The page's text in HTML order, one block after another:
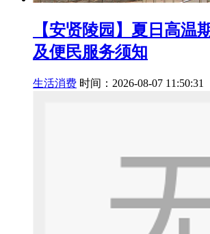
【安贤陵园】夏日高温
及便民服务须知
生活消费 时间：2026-08-07 11:50:31